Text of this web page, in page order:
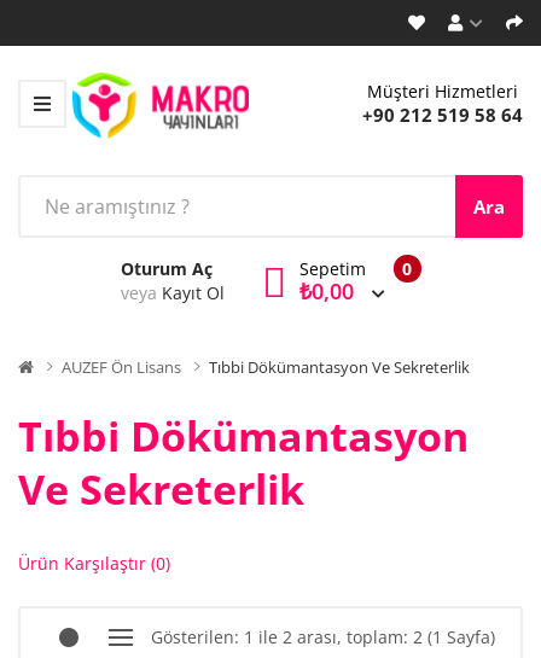
Müşteri Hizmetleri
+90 212 519 58 64
Ara
Oturum Aç
veya Kayıt Ol
0
Sepetim
₺0,00
AUZEF Ön Lisans Tıbbi Dökümantasyon Ve Sekreterlik
Tıbbi Dökümantasyon
Ve Sekreterlik
Ürün Karşılaştır (0)
Gösterilen: 1 ile 2 arası, toplam: 2 (1 Sayfa)